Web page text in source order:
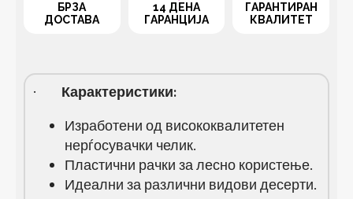
БРЗА
ДОСТАВА
14 ДЕНА
ГАРАНЦИЈА
ГАРАНТИРАН
КВАЛИТЕТ
· Карактеристики:
Изработени од висококвалитетен
нерѓосувачки челик.
Пластични рачки за лесно користење.
Идеални за различни видови десерти.